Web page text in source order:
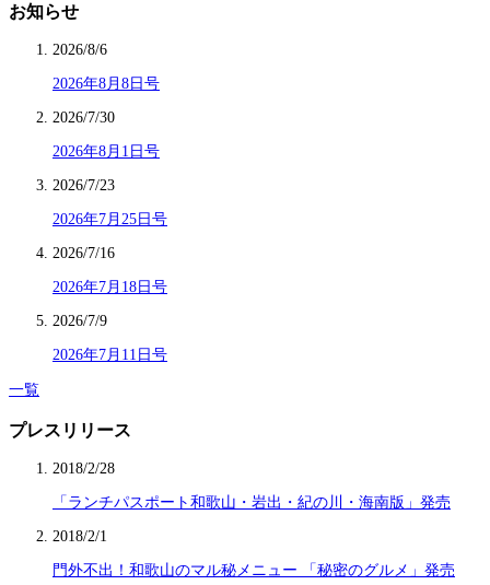
お知らせ
2026/8/6
2026年8月8日号
2026/7/30
2026年8月1日号
2026/7/23
2026年7月25日号
2026/7/16
2026年7月18日号
2026/7/9
2026年7月11日号
一覧
プレスリリース
2018/2/28
「ランチパスポート和歌山・岩出・紀の川・海南版」発売
2018/2/1
門外不出！和歌山のマル秘メニュー 「秘密のグルメ」発売